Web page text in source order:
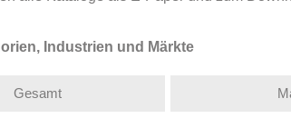
Industrien und Märkte
Gesamt